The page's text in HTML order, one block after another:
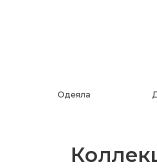
Одеяла